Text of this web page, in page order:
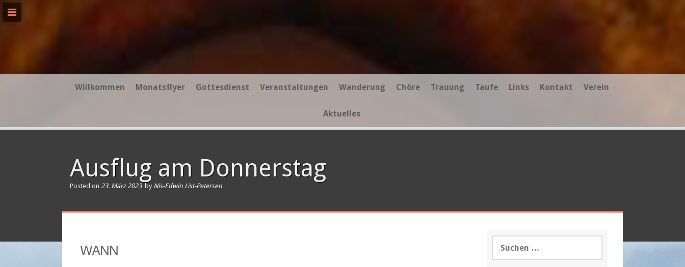
Skip
Willkommen Monatsflyer Gottesdienst Veranstaltungen Wanderung Chöre Trauung Taufe Links Kontakt Verein
Aktuelles
Ausflug am Donnerstag
Posted on 23. März 2023 by Nis-Edwin List-Petersen
WANN
nach: